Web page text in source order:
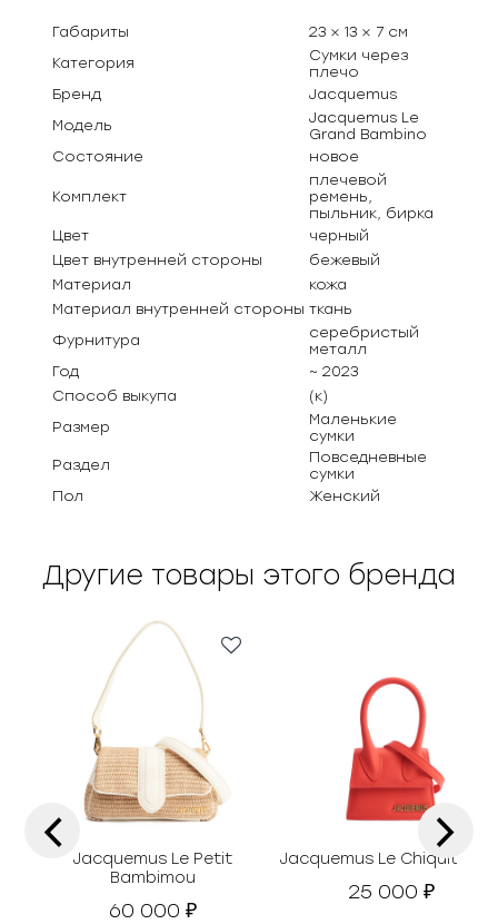
Габариты
23 × 13 × 7 см
Категория
Сумки через
плечо
Бренд
Jacquemus
Модель
Jacquemus Le
Grand Bambino
Состояние
новое
Комплект
плечевой
ремень,
пыльник, бирка
Цвет
черный
Цвет внутренней стороны
бежевый
Материал
кожа
Материал внутренней стороны ткань
Фурнитура
серебристый
металл
Год
~ 2023
Способ выкупа
(к)
Размер
Маленькие
сумки
Раздел
Повседневные
сумки
Пол
Женский
Другие товары этого бренда
Jacquemus Le Petit
Bambimou
60 000 ₽
Jacquemus Le Chiquito
25 000₽
‹ ›